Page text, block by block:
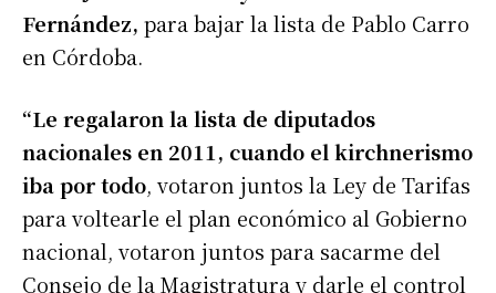
Fernández, para bajar la lista de Pablo Carro
en Córdoba.
“Le regalaron la lista de diputados
nacionales en 2011, cuando el kirchnerismo
iba por todo, votaron juntos la Ley de Tarifas
para voltearle el plan económico al Gobierno
nacional, votaron juntos para sacarme del
Consejo de la Magistratura y darle el control